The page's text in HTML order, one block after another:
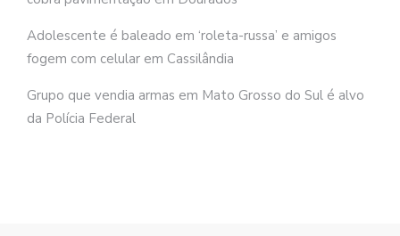
Adolescente é baleado em ‘roleta-russa’ e amigos
fogem com celular em Cassilândia
Grupo que vendia armas em Mato Grosso do Sul é alvo
da Polícia Federal